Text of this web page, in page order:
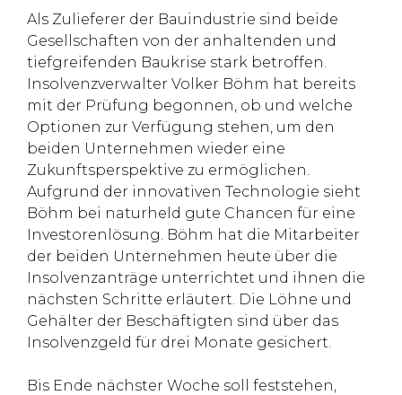
Als Zulieferer der Bauindustrie sind beide
Gesellschaften von der anhaltenden und
tiefgreifenden Baukrise stark betroffen.
Insolvenzverwalter Volker Böhm hat bereits
mit der Prüfung begonnen, ob und welche
Optionen zur Verfügung stehen, um den
beiden Unternehmen wieder eine
Zukunftsperspektive zu ermöglichen.
Aufgrund der innovativen Technologie sieht
Böhm bei naturheld gute Chancen für eine
Investorenlösung. Böhm hat die Mitarbeiter
der beiden Unternehmen heute über die
Insolvenzanträge unterrichtet und ihnen die
nächsten Schritte erläutert. Die Löhne und
Gehälter der Beschäftigten sind über das
Insolvenzgeld für drei Monate gesichert.
Bis Ende nächster Woche soll feststehen,